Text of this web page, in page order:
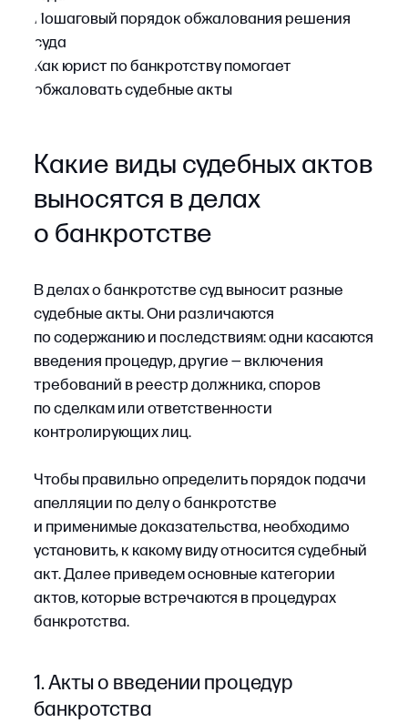
введения процедур, другие — включения
требований в реестр должника, споров
по сделкам или ответственности
контролирующих лиц.
установить, к какому виду относится судебный
акт. Далее приведем основные категории
актов, которые встречаются в процедурах
банкротства
К этой группе относятся судебные
определения, с которыми начинается та или
иная процедура банкротства: наблюдение,
финансовое оздоровление, внешнее
управление. Сюда же относится решение
о признании должника банкротом и открытии
в рамках конкретной процедуры банкротства —
в том числе, полномочия арбитражного
управляющего, порядок установления
с активами должника и возможность
восстановления его хозяйственной
деятельности.
обоснованными либо
необоснованными